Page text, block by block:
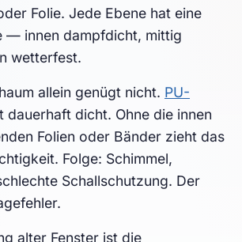
Folie. Jede Ebene hat eine
— innen dampfdicht, mittig
wetterfest.
allein genügt nicht. PU-
dauerhaft dicht. Ohne die innen
Folien oder Bänder zieht das
Folge: Schimmel,
Schallschutzung. Der
alter Fenster ist die